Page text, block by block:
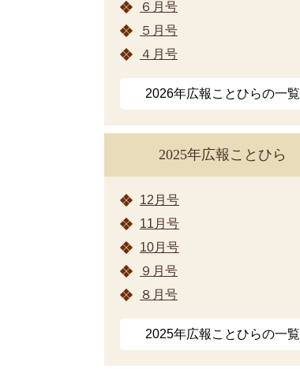
６月号
５月号
４月号
2026年広報ことひらの一覧
2025年広報ことひら
12月号
11月号
10月号
９月号
８月号
2025年広報ことひらの一覧